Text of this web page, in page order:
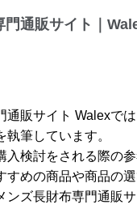
門通販サイト｜
通販サイト Walexで
筆しています。
入検討をされる際の
すめの商品や商品の
ンズ長財布専門通販